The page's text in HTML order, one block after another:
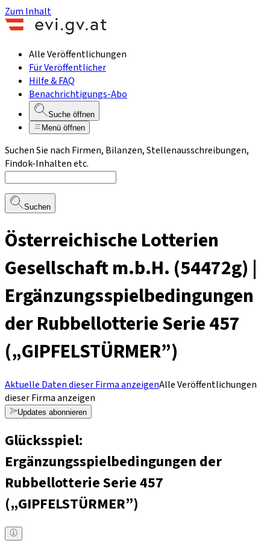
Zum Inhalt
Alle Veröffentlichungen
Für Veröffentlicher
Hilfe & FAQ
Benachrichtigungs-Abo
Suche öffnen
Menü öffnen
Suchen Sie nach Firmen, Bilanzen, Stellenausschreibungen,
Findok-Inhalten etc.
Suchen
Österreichische Lotterien
Gesellschaft m.b.H. (54472g) |
Ergänzungsspielbedingungen
der Rubbellotterie Serie 457
(„GIPFELSTÜRMER”)
Aktuelle Daten dieser Firma anzeigenAlle Veröffentlichungen
dieser Firma anzeigen
Updates abonnieren
Glücksspiel:
Ergänzungsspielbedingungen der
Rubbellotterie Serie 457
(„GIPFELSTÜRMER”)